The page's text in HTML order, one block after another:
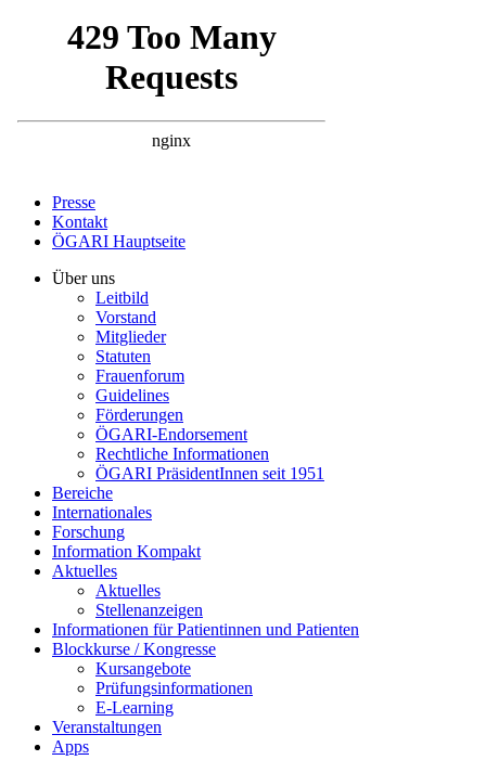
Presse
Kontakt
ÖGARI Hauptseite
Über uns
Leitbild
Vorstand
Mitglieder
Statuten
Frauenforum
Guidelines
Förderungen
ÖGARI-Endorsement
Rechtliche Informationen
ÖGARI PräsidentInnen seit 1951
Bereiche
Internationales
Forschung
Information Kompakt
Aktuelles
Aktuelles
Stellenanzeigen
Informationen für Patientinnen und Patienten
Blockkurse / Kongresse
Kursangebote
Prüfungsinformationen
E-Learning
Veranstaltungen
Apps